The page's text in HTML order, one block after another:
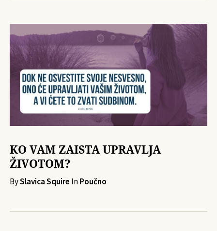
KO VAM ZAISTA UPRAVLJA
ŽIVOTOM?
BySlavica Squire InPoučno